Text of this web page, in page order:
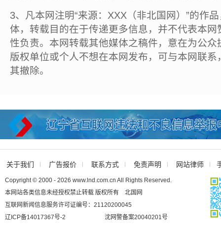
3、凡本网注明“来源：XXX（非北国网）”的作
体，转载目的在于传递更多信息，并不代表本
性负责。本网转载其他媒体之稿件，意在为公
版权单位或个人不想在本网发布，可与本网联
其撤除。
关于我们 广告报价 联系方式 免责声明 网站律师
Copyright © 2000 - 2026 www.lnd.com.cn All Rights Reserved.
本网站各类信息未经授权禁止转载 版权所有 北国网
互联网新闻信息服务许可证编号：21120200045
辽ICP备14017367号-2
沈网警备案20040201号